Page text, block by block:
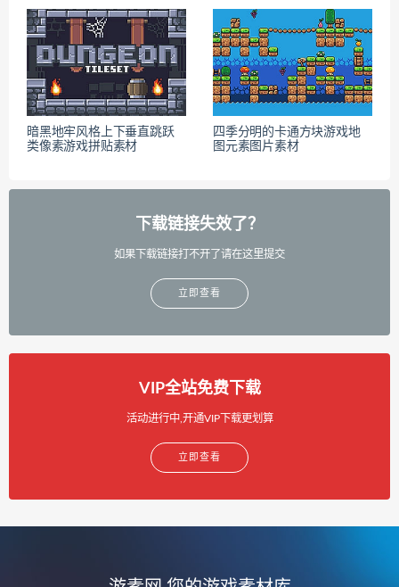
暗黑地牢风格上下垂直跳跃
类像素游戏拼贴素材
四季分明的卡通方块游戏地
图元素图片素材
下载链接失效了？
如果下载链接打不开了请在这里提交
立即查看
VIP全站免费下载
活动进行中,开通VIP下载更划算
立即查看